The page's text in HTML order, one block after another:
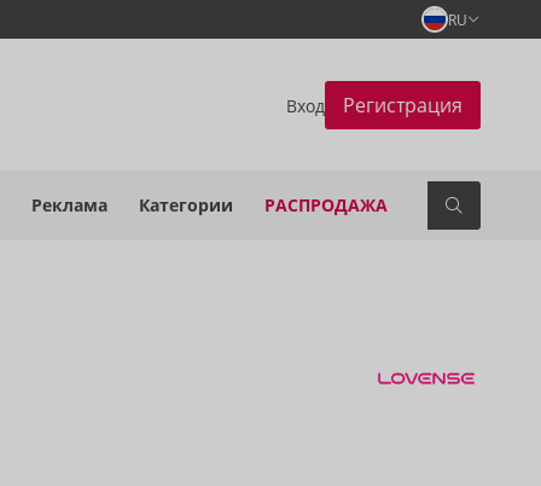
RU
Вход Регистрация
Реклама Категории РАСПРОДАЖА